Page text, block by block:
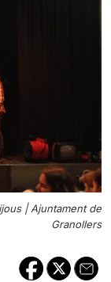
|Ajuntament de
Granollers